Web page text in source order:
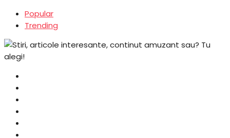
Popular
Trending